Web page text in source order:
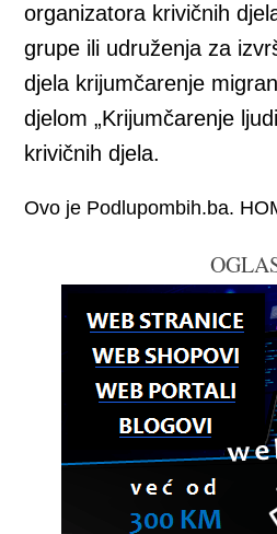
organizatora krivičnih
grupe ili udruženja za
djela krijumčarenje
djelom „Krijumčarenje
krivičnih djela.
Ovo je Podlupombih.ba.